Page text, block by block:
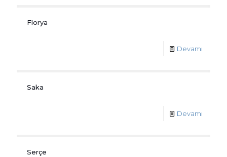
Florya
Devamı
Saka
Devamı
Serçe